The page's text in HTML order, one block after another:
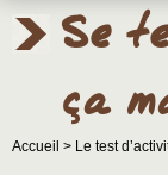
Se
ça
Accueil > Le test